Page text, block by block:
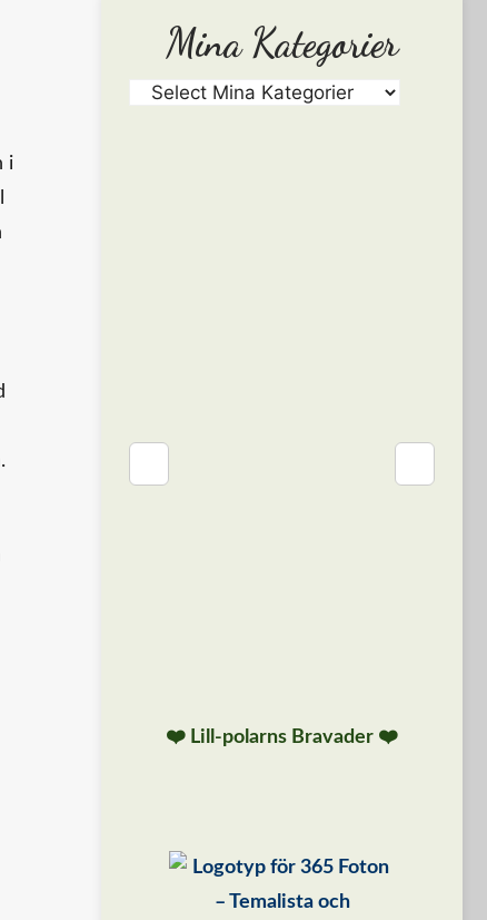
i
Mina Kategorier
❤️ Lill-polarns Bravader ❤️